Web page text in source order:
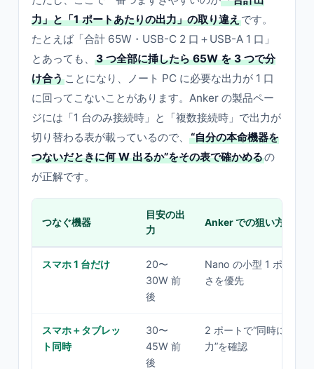
力」と「1 ポートあたりの出力」の取り違えです。
たとえば「合計 65W・USB-C 2 口＋USB-A 1 口」
とあっても、
3 つ全部に挿したら 65W を 3 つで分
け合う ことになり、ノート PC に必要な出力が 1 口
に回ってこないことがあります。Anker の製品ペー
ジには「1 台のみ接続時」と「複数接続時」で出力が
切り替わる表が載っているので、
“自分の本命機器を
つないだときに何 W 出るか”をその表で確かめるの
が正解です。
つなぐ機器
目安の出
力
Anker での狙い方
スマホ 1 台だけ
20〜
30W 前
後
Nano の小型 1 ポート
さを優先
スマホ＋タブレッ
ト同時
30〜
45W 前
後
2 ポートで“同時に挿し
力”を確認